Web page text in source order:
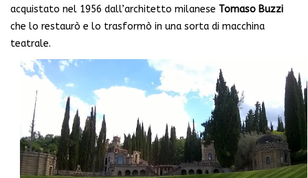
acquistato nel 1956 dall’architetto milanese Tomaso Buzzi
che lo restaurò e lo trasformò in una sorta di macchina
teatrale.